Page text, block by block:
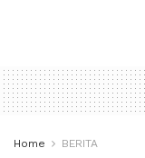
Home BERITA